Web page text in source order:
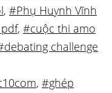
, #Phụ Huynh Vĩnh
, #cuộc thi amo
challenge
, #ghép